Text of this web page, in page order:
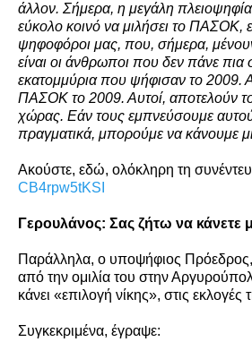
άλλον. Σήμερα, η μεγάλη
εύκολο κοινό να μιλήσει το ΠΑΣΟΚ,
ψηφοφόροι μας, που, σήμερα,
είναι οι άνθρωποι που δεν πάνε πια
εκατομμύρια που ψήφισαν το 2009.
ΠΑΣΟΚ το 2009. Αυτοί, αποτελούν
χώρας. Εάν τους εμπνεύσουμε
πραγματικά, μπορούμε να κάνουμε
Ακούστε, εδώ, ολόκληρη τη
CB4rpw5tKSI
Γερουλάνος: Σας ζήτω να κάνετε
Παράλληλα, ο υποψήφιος
από την ομιλία του στην
κάνει «επιλογή νίκης», στις εκλογές
Συγκεκριμένα, έγραψε: